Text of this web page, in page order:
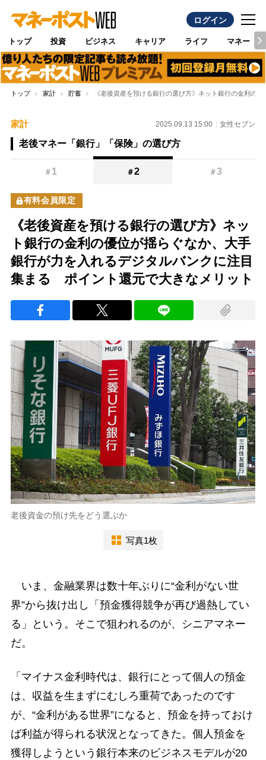
ログイン
トップ 投資 ビジネス キャリア ライフ マネー
トップ 家計 貯蓄 《老後資産を預ける銀行の選び方》ネット銀行の金利の
家計 2025.09.13 15:00 女性セブン
老後マネー「銀行」「保険」の選び方
＃ 1 ＃2 ＃3
有料会員限定
《老後資産を預ける銀行の選び方》ネッ
ト銀行の金利の優位が揺らぐなか、大手
銀行が力を入れるデジタルバンクに注目
集まる ポイント還元で大きなメリット
老後資金の預け先をどう選ぶか
写真1枚
いま、金融業界は数十年ぶりに“金利がない世
界”から抜け出し「預金獲得競争が再び過熱してい
る」という。そこで狙われるのが、シニアマネー
だ。
「マイナス金利時代は、銀行にとって個人の預金
は、収益を生まずにむしろ重荷であったのです
が、“金利がある世界”になると、預金を持っておけ
ば利益が得られる状況となってきた。個人預金を
獲得しようという銀行本来のビジネスモデルが20